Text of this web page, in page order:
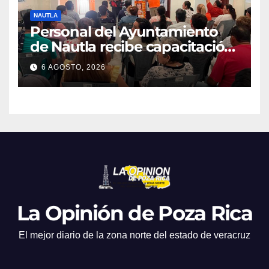
NAUTLA
Personal del Ayuntamiento
de Nautla recibe capacitación
en atención a emergencias
6 AGOSTO, 2026
La Opinión de Poza Rica
El mejor diario de la zona norte del estado de veracruz